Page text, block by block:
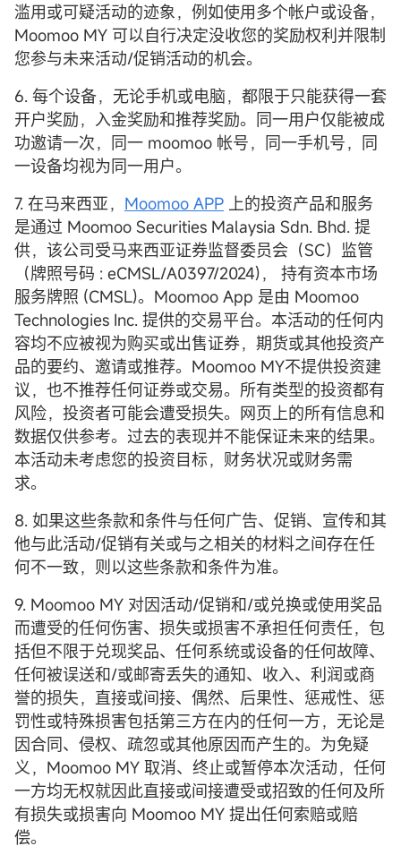
滥用或可疑活动的迹象，例如使用多个帐户或设备，
Moomoo MY 可以自行决定没收您的奖励权利并限制
您参与未来活动/促销活动的机会。
6. 每个设备，无论手机或电脑，都限于只能获得一套
开户奖励，入金奖励和推荐奖励。同一用户仅能被成
功邀请一次，同一 moomoo 帐号，同一手机号，同
一设备均视为同一用户。
7. 在马来西亚， Moomoo APP 上的投资产品和服务
是通过 Moomoo Securities Malaysia Sdn. Bhd. 提
供，该公司受马来西亚证券监督委员会（SC）监管
（牌照号码 : eCMSL/A0397/2024)， 持有资本市场
服务牌照 (CMSL)。Moomoo App 是由 Moomoo
Technologies Inc. 提供的交易平台。本活动的任何内
容均不应被视为购买或出售证券，期货或其他投资产
品的要约、邀请或推荐。Moomoo MY不提供投资建
议，也不推荐任何证券或交易。所有类型的投资都有
风险，投资者可能会遭受损失。网页上的所有信息和
数据仅供参考。过去的表现并不能保证未来的结果。
本活动未考虑您的投资目标，财务状况或财务需
求。
8. 如果这些条款和条件与任何广告、促销、宣传和其
他与此活动/促销有关或与之相关的材料之间存在任
何不一致，则以这些条款和条件为准。
9. Moomoo MY 对因活动/促销和/或兑换或使用奖品
而遭受的任何伤害、损失或损害不承担任何责任，包
括但不限于兑现奖品、任何系统或设备的任何故障、
任何被误送和/或邮寄丢失的通知、收入、利润或商
誉的损失，直接或间接、偶然、后果性、惩戒性、惩
罚性或特殊损害包括第三方在内的任何一方，无论是
因合同、侵权、疏忽或其他原因而产生的。为免疑
义，Moomoo MY 取消、终止或暂停本次活动，任何
一方均无权就因此直接或间接遭受或招致的任何及所
有损失或损害向 Moomoo MY 提出任何索赔或赔
偿。